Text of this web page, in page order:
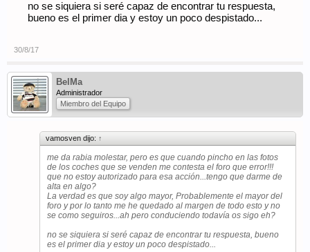
no se siquiera si seré capaz de encontrar tu respuesta,
bueno es el primer dia y estoy un poco despistado...
30/8/17
BelMa
Administrador
Miembro del Equipo
vamosven dijo: ↑
me da rabia molestar, pero es que cuando pincho en las fotos
de los coches que se venden me contesta el foro que error!!!
que no estoy autorizado para esa acción...tengo que darme de
alta en algo?
La verdad es que soy algo mayor, Probablemente el mayor del
foro y por lo tanto me he quedado al margen de todo esto y no
se como seguiros...ah pero conduciendo todavía os sigo eh?
no se siquiera si seré capaz de encontrar tu respuesta, bueno
es el primer dia y estoy un poco despistado...